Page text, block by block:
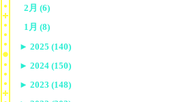
2月 (6)
1月 (8)
► 2025 (140)
► 2024 (150)
► 2023 (148)